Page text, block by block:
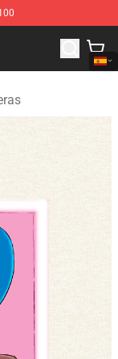
Shop